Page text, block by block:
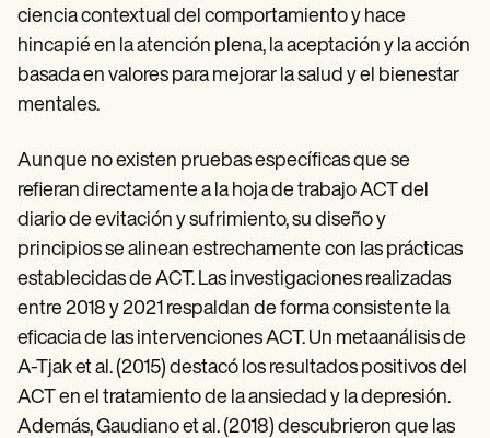
ciencia contextual del comportamiento y hace
hincapié en la atención plena, la aceptación y la acción
basada en valores para mejorar la salud y el bienestar
mentales.
Aunque no existen pruebas específicas que se
refieran directamente a la hoja de trabajo ACT del
diario de evitación y sufrimiento, su diseño y
principios se alinean estrechamente con las prácticas
establecidas de ACT. Las investigaciones realizadas
entre 2018 y 2021 respaldan de forma consistente la
eficacia de las intervenciones ACT. Un metaanálisis de
A-Tjak et al. (2015) destacó los resultados positivos del
ACT en el tratamiento de la ansiedad y la depresión.
Además, Gaudiano et al. (2018) descubrieron que las